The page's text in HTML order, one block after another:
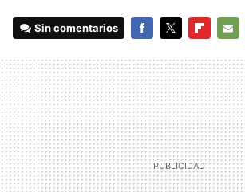
Sin comentarios
MAIL